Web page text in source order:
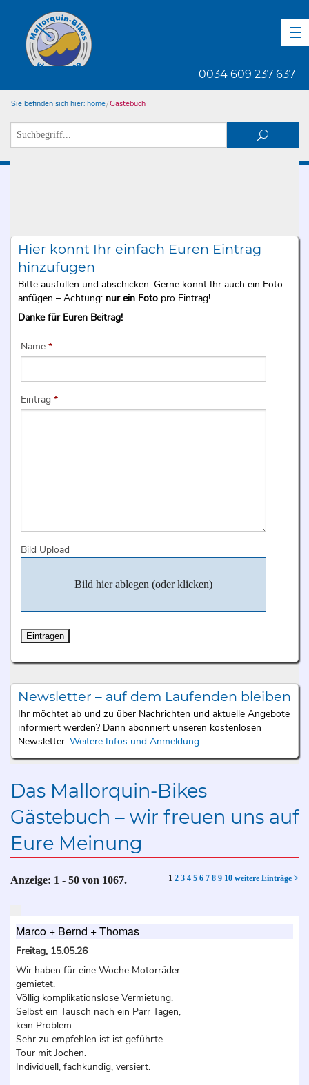
0034 609 237 637
Sie befinden sich hier: home Gästebuch
Hier könnt Ihr einfach Euren Eintrag
hinzufügen
Bitte ausfüllen und abschicken. Gerne könnt Ihr auch ein Foto
anfügen – Achtung: nur ein Fotopro Eintrag!
Danke für Euren Beitrag!
Name *
Eintrag *
Bild Upload
Bild hier ablegen (oder klicken)
Newsletter – auf dem Laufenden bleiben
Ihr möchtet ab und zu über Nachrichten und aktuelle Angebote
informiert werden? Dann abonniert unseren kostenlosen
Newsletter. Weitere Infos und Anmeldung
Das Mallorquin-Bikes
Gästebuch – wir freuen uns auf
Eure Meinung
Anzeige: 1 - 50 von 1067. 1 2 3 4 5 6 7 8 9 10 weitere Einträge >
Marco + Bernd + Thomas
Freitag, 15.05.26
Wir haben für eine Woche Motorräder
gemietet.
Völlig komplikationslose Vermietung.
Selbst ein Tausch nach ein Parr Tagen,
kein Problem.
Sehr zu empfehlen ist ist geführte
Tour mit Jochen.
Individuell, fachkundig, versiert.